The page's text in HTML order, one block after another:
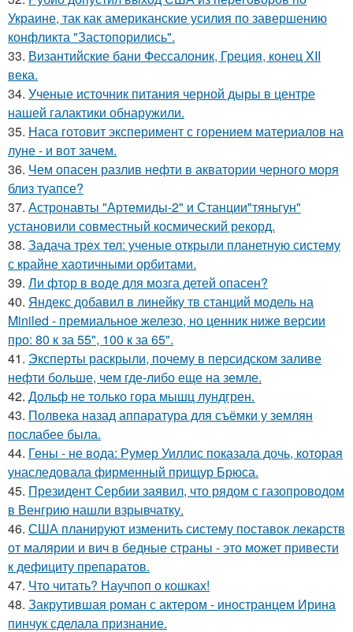
Украине, так как американские усилия по завершению
конфликта "Застопорились".
33. Византийские бани Фессалоник, Греция, конец XII
века.
34. Ученые источник питания черной дыры в центре
нашей галактики обнаружили.
35. Наса готовит эксперимент с горением материалов на
луне - и вот зачем.
36. Чем опасен разлив нефти в акватории черного моря
близ туапсе?
37. Астронавты "Артемиды-2" и Станции"тяньгун"
установили совместный космический рекорд.
38. Задача трех тел: ученые открыли планетную систему
с крайне хаотичными орбитами.
39. Ли фтор в воде для мозга детей опасен?
40. Яндекс добавил в линейку тв станций модель на
Miniled - премиальное железо, но ценник ниже версии
про: 80 к за 55", 100 к за 65".
41. Эксперты раскрыли, почему в персидском заливе
нефти больше, чем где-либо еще на земле.
42. Дольф не только гора мышц лундгрен.
43. Полвека назад аппаратура для съёмки у землян
послабее была.
44. Гены - не вода: Румер Уиллис показала дочь, которая
унаследовала фирменный прищур Брюса.
45. Президент Сербии заявил, что рядом с газопроводом
в Венгрию нашли взрывчатку.
46. США планируют изменить систему поставок лекарств
от малярии и вич в бедные страны - это может привести
к дефициту препаратов.
47. Что читать? Научпоп о кошках!
48. Закрутившая роман с актером - иностранцем Ирина
пинчук сделала признание.